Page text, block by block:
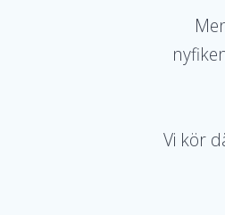
Vi kör